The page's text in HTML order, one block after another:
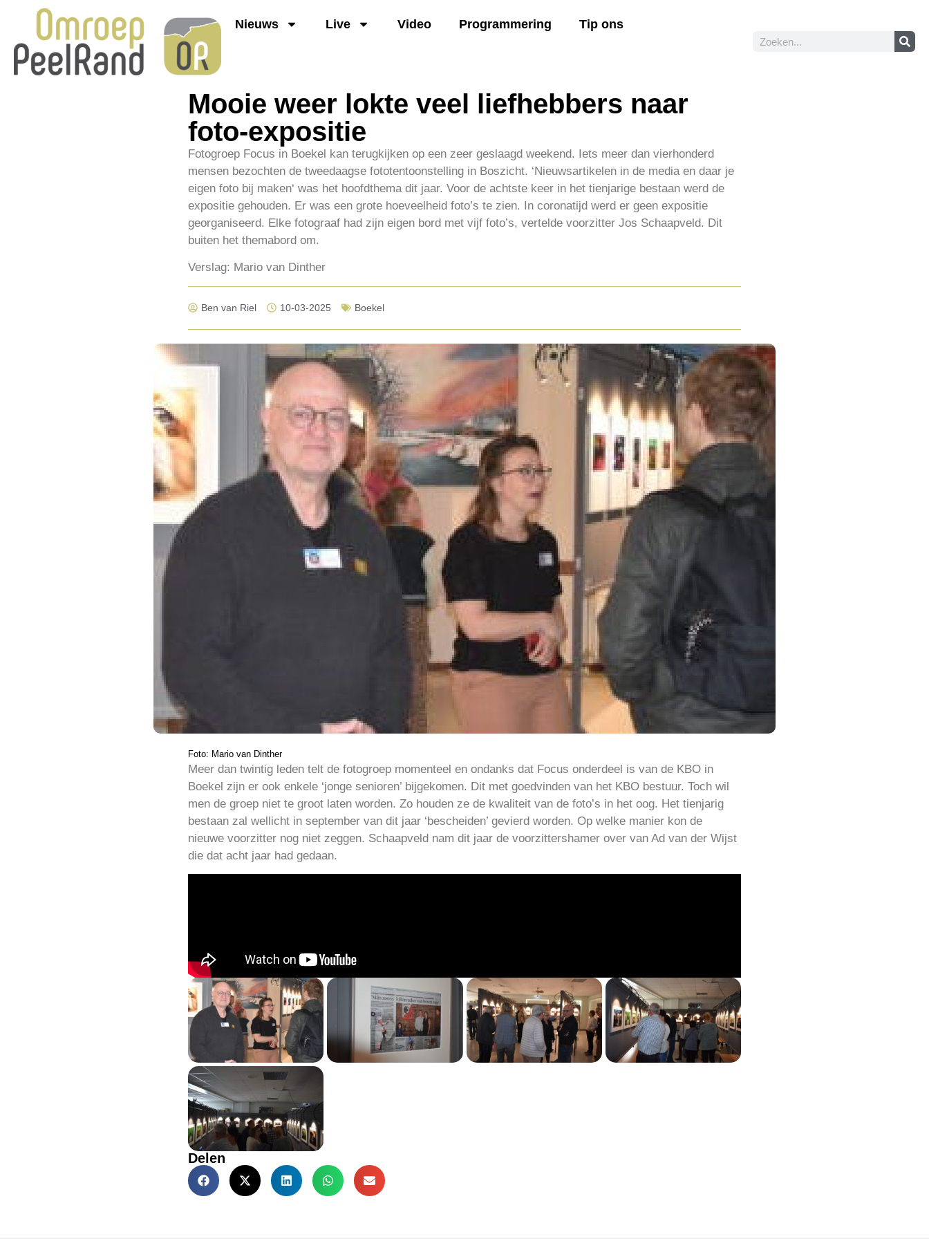
Nieuws Live Video Programmering Tip ons
Mooie weer lokte veel liefhebbers naar
foto-expositie
Fotogroep Focus in Boekel kan terugkijken op een zeer geslaagd weekend. Iets meer dan vierhonderd
mensen bezochten de tweedaagse fototentoonstelling in Boszicht. ‘Nieuwsartikelen in de media en daar je
eigen foto bij maken‘ was het hoofdthema dit jaar. Voor de achtste keer in het tienjarige bestaan werd de
expositie gehouden. Er was een grote hoeveelheid foto’s te zien. In coronatijd werd er geen expositie
georganiseerd. Elke fotograaf had zijn eigen bord met vijf foto’s, vertelde voorzitter Jos Schaapveld. Dit
buiten het themabord om.
Verslag: Mario van Dinther
Ben van Riel 10-03-2025 Boekel
Foto: Mario van Dinther
Meer dan twintig leden telt de fotogroep momenteel en ondanks dat Focus onderdeel is van de KBO in
Boekel zijn er ook enkele ‘jonge senioren’ bijgekomen. Dit met goedvinden van het KBO bestuur. Toch wil
men de groep niet te groot laten worden. Zo houden ze de kwaliteit van de foto’s in het oog. Het tienjarig
bestaan zal wellicht in september van dit jaar ‘bescheiden’ gevierd worden. Op welke manier kon de
nieuwe voorzitter nog niet zeggen. Schaapveld nam dit jaar de voorzittershamer over van Ad van der Wijst
die dat acht jaar had gedaan.
Delen